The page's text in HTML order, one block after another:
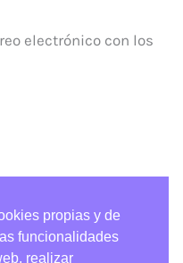
electrónico con los
propias y de
funcionalidades
realizar